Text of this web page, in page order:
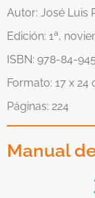
Autor: José Luis
Edición: 1ª,
ISBN: 978-84-
Formato: 17 x 24
Páginas: 224
Manual